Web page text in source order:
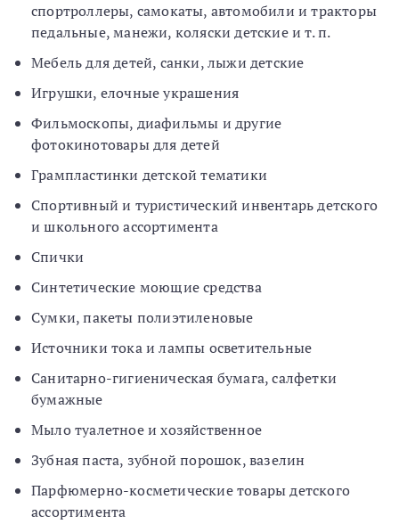
спортроллеры, самокаты, автомобили и тракторы
педальные, манежи, коляски детские и т. п.
Мебель для детей, санки, лыжи детские
Игрушки, елочные украшения
Фильмоскопы, диафильмы и другие
фотокинотовары для детей
Грампластинки детской тематики
Спортивный и туристический инвентарь детского
и школьного ассортимента
Спички
Синтетические моющие средства
Сумки, пакеты полиэтиленовые
Источники тока и лампы осветительные
Санитарно-гигиеническая бумага, салфетки
бумажные
Мыло туалетное и хозяйственное
Зубная паста, зубной порошок, вазелин
Парфюмерно-косметические товары детского
ассортимента